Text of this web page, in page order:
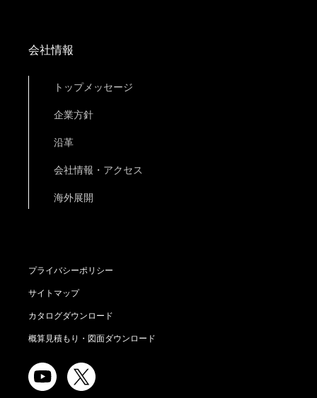
会社情報
トップメッセージ
企業方針
沿革
会社情報・アクセス
海外展開
プライバシーポリシー
サイトマップ
カタログダウンロード
概算見積もり・図面ダウンロード